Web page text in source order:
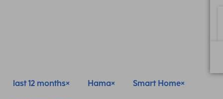
last 12 months Hama Smart Home